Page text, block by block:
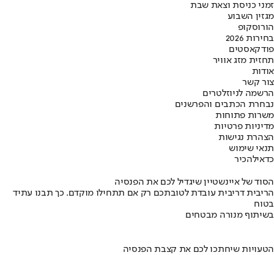
זמני כניסת וצאת שבת
מגזין השבוע
הורוסקופ
בחירות 2026
פודקאסטים
תחזית מזג אוויר
אודות
צור קשר
הרשמה לניוזלטרים
נבחרת הכתבים והפרשנים
משרות פתוחות
מדיניות פרטיות
הצהרת נגישות
תנאי שימוש
כדאילהכיר
הסוד של איינשטיין שיגדיל לכם את הפנסיה
הריבית דריבית עובדת לטובתכם רק אם תתחילו מוקדם. כך תבנו עתיד
בטוח
בשיתוף מנורה מבטחים
הטעויות שיחתכו לכם את קצבת הפנסיה